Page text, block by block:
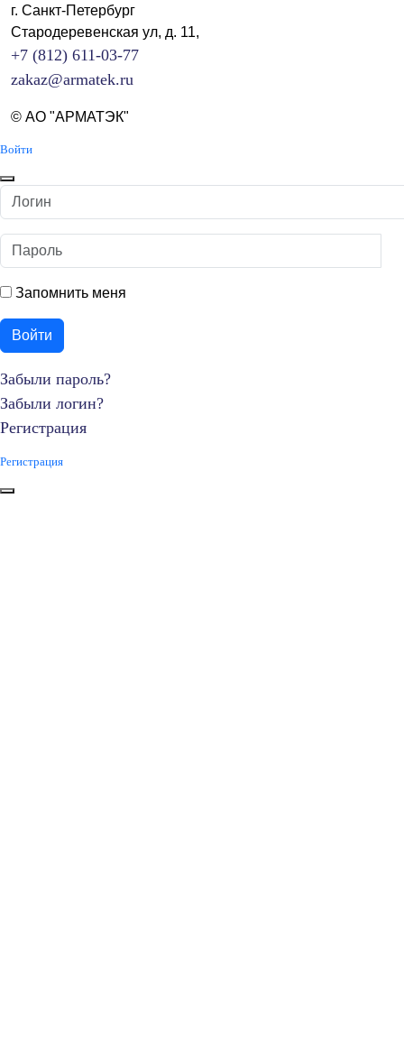
г. Санкт-Петербург
Стародеревенская ул, д. 11,
+7 (812) 611-03-77
zakaz@armatek.ru
© АО "АРМАТЭК"
Войти
Логин
Пароль
Запомнить меня
Войти
Забыли пароль?
Забыли логин?
Регистрация
Регистрация